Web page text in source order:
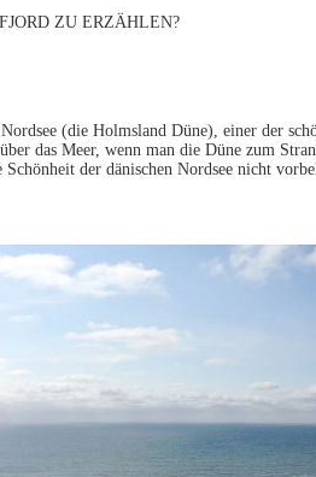
ZU ERZÄHLEN?
(die Holmsland Düne), einer der
das Meer, wenn man die Düne zum
der dänischen Nordsee nicht